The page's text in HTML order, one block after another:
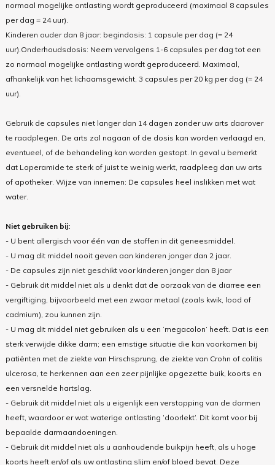
normaal mogelijke ontlasting wordt geproduceerd (maximaal 8 capsules
per dag = 24 uur).
Kinderen ouder dan 8 jaar: begindosis: 1 capsule per dag (= 24
uur).Onderhoudsdosis: Neem vervolgens 1-6 capsules per dag tot een
zo normaal mogelijke ontlasting wordt geproduceerd. Maximaal,
afhankelijk van het lichaamsgewicht, 3 capsules per 20 kg per dag (= 24
uur).
Gebruik de capsules niet langer dan 14 dagen zonder uw arts daarover
te raadplegen. De arts zal nagaan of de dosis kan worden verlaagd en,
eventueel, of de behandeling kan worden gestopt. In geval u bemerkt
dat Loperamide te sterk of juist te weinig werkt, raadpleeg dan uw arts
of apotheker. Wijze van innemen: De capsules heel inslikken met wat
water.
Niet gebruiken bij:
- U bent allergisch voor één van de stoffen in dit geneesmiddel.
- U mag dit middel nooit geven aan kinderen jonger dan 2 jaar.
- De capsules zijn niet geschikt voor kinderen jonger dan 8 jaar
- Gebruik dit middel niet als u denkt dat de oorzaak van de diarree een
vergiftiging, bijvoorbeeld met een zwaar metaal (zoals kwik, lood of
cadmium), zou kunnen zijn.
- U mag dit middel niet gebruiken als u een ‘megacolon’ heeft. Dat is een
sterk verwijde dikke darm; een ernstige situatie die kan voorkomen bij
patiënten met de ziekte van Hirschsprung, de ziekte van Crohn of colitis
ulcerosa, te herkennen aan een zeer pijnlijke opgezette buik, koorts en
een versnelde hartslag.
- Gebruik dit middel niet als u eigenlijk een verstopping van de darmen
heeft, waardoor er wat waterige ontlasting ’doorlekt’. Dit komt voor bij
bepaalde darmaandoeningen.
- Gebruik dit middel niet als u aanhoudende buikpijn heeft, als u hoge
koorts heeft en/of als uw ontlasting slijm en/of bloed bevat. Deze